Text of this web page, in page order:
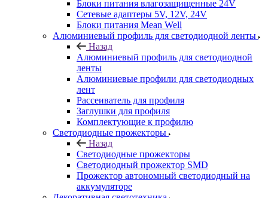
Блоки питания влагозащищенные 24V
Сетевые адаптеры 5V, 12V, 24V
Блоки питания Mean Well
Алюминиевый профиль для светодиодной ленты
Назад
Алюминиевый профиль для светодиодной
ленты
Алюминиевые профили для светодиодных
лент
Рассеиватель для профиля
Заглушки для профиля
Комплектующие к профилю
Светодиодные прожекторы
Назад
Светодиодные прожекторы
Светодиодный прожектор SMD
Прожектор автономный светодиодный на
аккумуляторе